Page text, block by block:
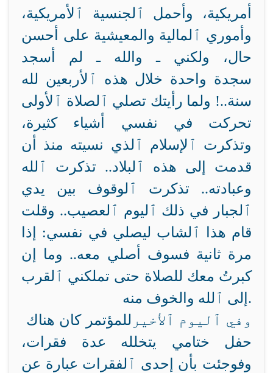
أمريكية، وأحمل ٱلجنسية ٱلأمريكية،
وأموري ٱلمالية والمعيشية على أحسن
حال، ولكني ـ والله ـ لم أسجد
لله سجدة واحدة خلال هذه ٱلأربعين
سنة..! ولما رأيتك تصلي ٱلصلاة ٱلأولى
تحركت في نفسي أشياء كثيرة،
وتذكرت ٱلإسلام ٱلذي نسيته منذ أن
قدمت إلى هذه ٱلبلاد.. تذكرت ٱلله
وعبادته.. تذكرت ٱلوقوف بين يدي
ٱلجبار في ذلك ٱليوم ٱلعصيب.. وقلت
في نفسي: إذا قام هذا ٱلشاب ليصلي
مرة ثانية فسوف أصلي معه.. وما إن
كبرتُ معك للصلاة حتى تملكني ٱلقرب
إلى ٱلله والخوف منه.
وفي ٱليوم ٱلأخير للمؤتمر كان هناك
حفل ختامي يتخلله عدة فقرات،
وفوجئت بأن إحدى ٱلفقرات عبارة عن